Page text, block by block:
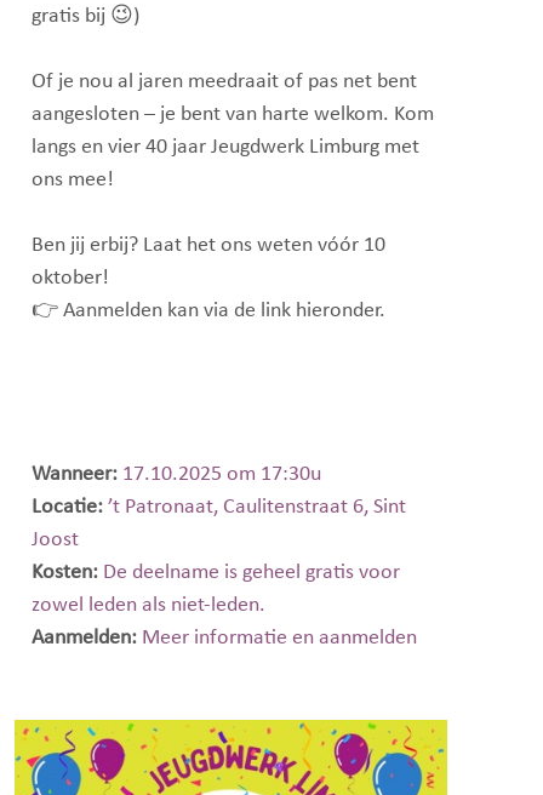
gratis bij 😉)
Of je nou al jaren meedraait of pas net bent
aangesloten – je bent van harte welkom. Kom
langs en vier 40 jaar Jeugdwerk Limburg met
ons mee!
Ben jij erbij? Laat het ons weten vóór 10
oktober!
👉 Aanmelden kan via de link hieronder.
Wanneer: 17.10.2025 om 17:30u
Locatie:’t Patronaat, Caulitenstraat 6, Sint
Joost
Kosten: De deelname is geheel gratis voor
zowel leden als niet-leden.
Aanmelden: Meer informatie en aanmelden